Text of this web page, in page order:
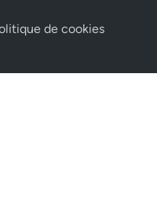
de cookies